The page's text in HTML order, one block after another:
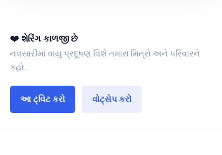
❤️ શેરિંગ કાળજી છે
નવસારીમાં વાયુ પ્રદૂષણ વિશે તમારા મિત્રો અને પરિવારને
કહો.
આ ટ્વિટ કરો વોટ્સેપ કરો